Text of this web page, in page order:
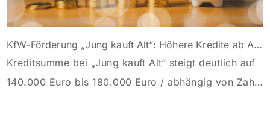
KfW-Förderung „Jung kauft Alt“: Höhere Kredite ab August 2026
Kreditsumme bei „Jung kauft Alt“ steigt deutlich auf
140.000 Euro bis 180.000 Euro / abhängig von Zahl